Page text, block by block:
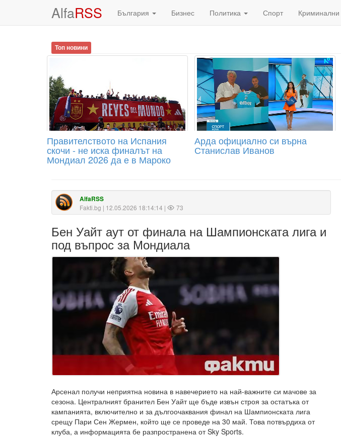
AlfaRSS България Бизнес Политика Спорт Криминални
Топ новини
Правителството на Испания
скочи - не иска финалът на
Мондиал 2026 да е в Мароко
Арда официално си върна
Станислав Иванов
AlfaRSS
Fakti.bg | 12.05.2026 18:14:14 | 73
Бен Уайт аут от финала на Шампионската лига и
под въпрос за Мондиала
Арсенал получи неприятна новина в навечерието на най-важните си мачове за
сезона. Централният бранител Бен Уайт ще бъде извън строя за остатъка от
кампанията, включително и за дългоочаквания финал на Шампионската лига
срещу Пари Сен Жермен, който ще се проведе на 30 май. Това потвърдиха от
клуба, а информацията бе разпространена от Sky Sports.